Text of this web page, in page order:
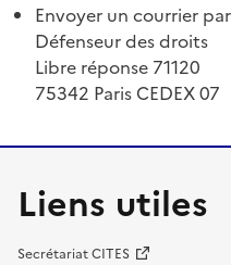
Envoyer un courrier
Défenseur des droits
Libre réponse 71120
75342 Paris CEDEX 07
Liens utiles
Secrétariat CITES